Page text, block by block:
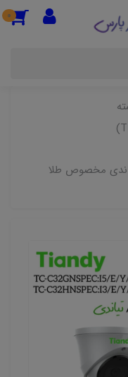
0
تیاندی مخصوص طلا